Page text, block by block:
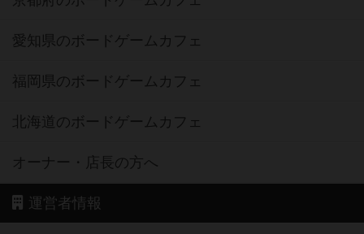
愛知県のボードゲームカフェ
福岡県のボードゲームカフェ
北海道のボードゲームカフェ
オーナー・店長の方へ
運営者情報